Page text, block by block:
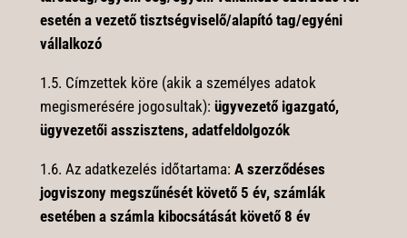
esetén a vezető tisztségviselő/alapító tag/egyéni
vállalkozó
1.5. Címzettek köre (akik a személyes adatok
megismerésére jogosultak): ügyvezető igazgató,
ügyvezetői asszisztens, adatfeldolgozók
1.6. Az adatkezelés időtartama: A szerződéses
jogviszony megszűnését követő 5 év, számlák
esetében a számla kibocsátását követő 8 év